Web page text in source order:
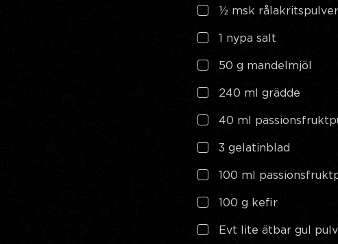
½ msk rålakritspulver
1 nypa salt
50 g mandelmjöl
240 ml grädde
40 ml
3 gelatinblad
100 ml
100 g kefir
Evt lite ätbar gul